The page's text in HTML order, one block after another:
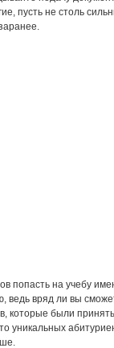
пусть не столь
попасть на учебу
ведь вряд ли вы
которые были
уникальных